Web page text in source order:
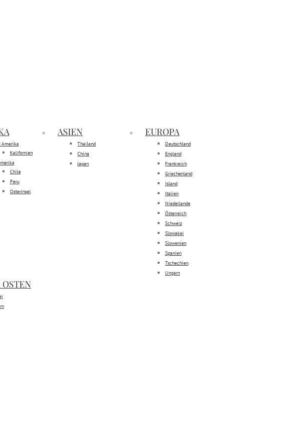
Amerika
Kalifornien
Chile
Peru
Osterinsel
ASIEN
Thailand
China
Japan
EUROPA
Deutschland
England
Frankreich
Griechenland
Island
Italien
Niederlande
Österreich
Schweiz
Slowakei
Slowenien
Spanien
Tschechien
Ungarn